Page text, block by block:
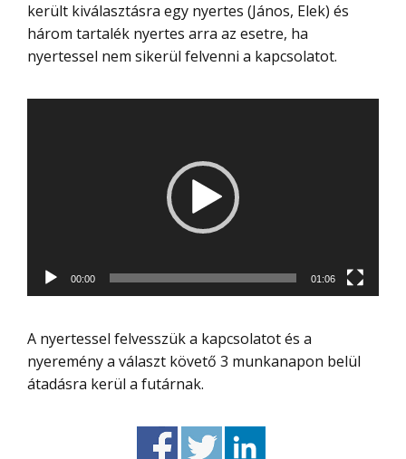
került kiválasztásra egy nyertes (János, Elek) és
három tartalék nyertes arra az esetre, ha
nyertessel nem sikerül felvenni a kapcsolatot.
00:00 01:06
A nyertessel felvesszük a kapcsolatot és a
nyeremény a választ követő 3 munkanapon belül
átadásra kerül a futárnak.